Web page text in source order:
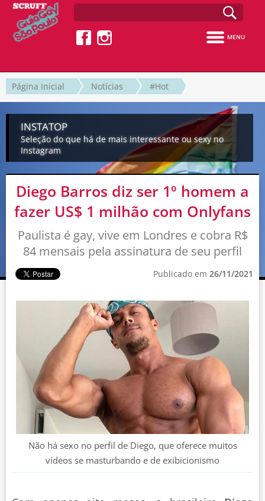
MENU
Página Inicial Notícias #Hot
INSTATOP
Seleção do que há de mais interessante ou sexy no
Instagram
Diego Barros diz ser 1º homem a
fazer US$ 1 milhão com Onlyfans
Paulista é gay, vive em Londres e cobra R$
84 mensais pela assinatura de seu perfil
Publicado em 26/11/2021
Não há sexo no perfil de Diego, que oferece muitos
vídeos se masturbando e de exibicionismo